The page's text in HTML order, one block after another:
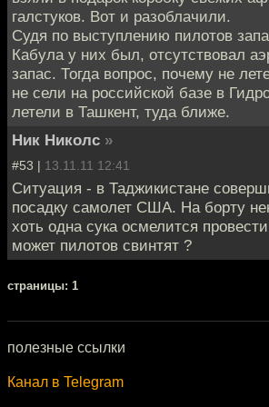
галстуков. Вот и разоблачили.
Судя по выступлению пилотов
Кабула у них был, отсутствовал
запас. Тогда вопрос, почему не
не сели на российской базе в
летели в Ташкент, туда ближе.
Ник Николс »
#53 | 13.11.11 12:41
Ситуация - в Таджикистане
посадку самолет США. На борту
хоть одна сука осмелится
может пилотов свинтят ?
cтраницы: 1
полезные ссылки
Канал в Telegram